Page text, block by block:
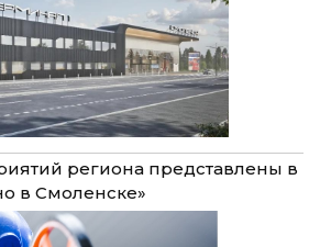
региона представлены в
в Смоленске»